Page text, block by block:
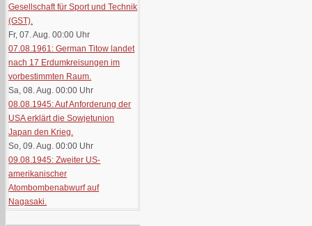
Gesellschaft für Sport und Technik
(GST).
Fr, 07. Aug. 00:00 Uhr
07.08.1961: German Titow landet
nach 17 Erdumkreisungen im
vorbestimmten Raum.
Sa, 08. Aug. 00:00 Uhr
08.08.1945: Auf Anforderung der
USA erklärt die Sowjetunion
Japan den Krieg.
So, 09. Aug. 00:00 Uhr
09.08.1945: Zweiter US-
amerikanischer
Atombombenabwurf auf
Nagasaki.